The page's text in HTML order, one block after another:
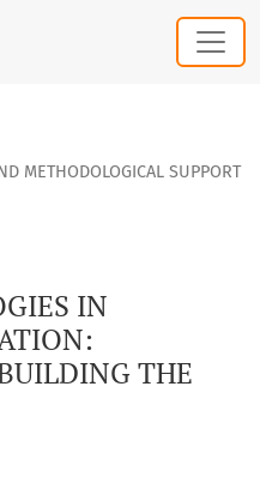
EDUCATION:
METHODOLOGICAL SUPPORT
IN
THE